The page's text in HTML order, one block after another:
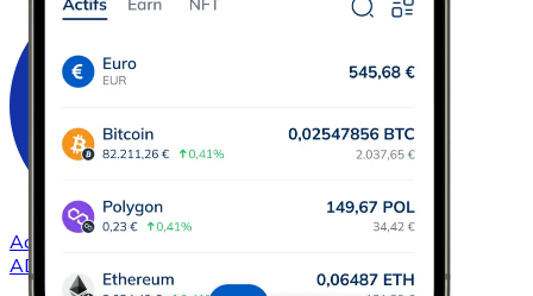
Acheter
ADA